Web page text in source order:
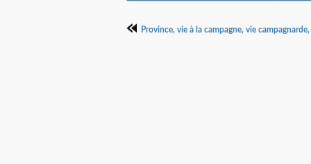
Province, vie à la campagne, vie